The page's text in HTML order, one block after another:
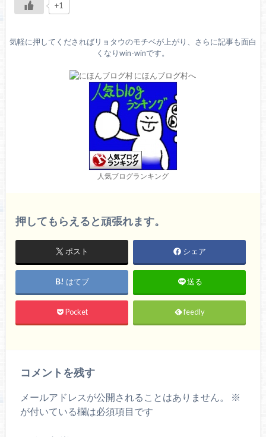
+1
気軽に押してくださればリョタウのモチベが上がり、さらに記事も面白
くなりwin-winです。
人気ブログランキング
押してもらえると頑張れます。
ポスト シェア
はてブ 送る
Pocket feedly
コメントを残す
メールアドレスが公開されることはありません。
※
が付いている欄は必須項目です